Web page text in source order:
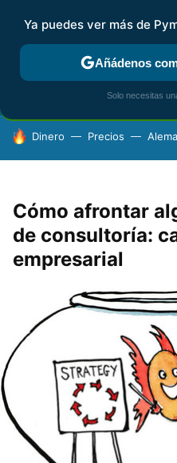
FISCALIDAD Y CONTABILIDAD
HOY SE HABLA DE
Dinero Precios
Cómo afrontar
de consultoría:
empresarial
Ya puedes ver más de
Añádenos
Solo necesitas